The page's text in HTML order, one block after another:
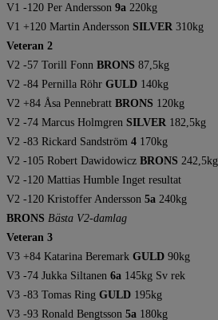
V1 -120 Per Andersson 9a 220kg
V1 +120 Martin Andersson SILVER 310kg
Veteran 2
V2 -57 Torill Fonn BRONS 87,5kg
V2 -84 Pernilla Röhr GULD 140kg
V2 +84 Åsa Pennebratt BRONS 120kg
V2 -74 Marcus Holmgren SILVER 182,5kg
V2 -83 Rickard Sandström 4 170kg
V2 -105 Robert Dawidowicz BRONS 242,5kg
V2 -120 Mattias Humble Inget resultat
V2 -120 Kristoffer Andersson 5a 240kg
BRONS Bästa V2-damlag
Veteran 3
V3 +84 Katarina Beremark GULD 90kg
V3 -74 Jukka Siltanen 6a 145kg Sv rek
V3 -83 Tomas Ring GULD 195kg
V3 -93 Ronald Bengtsson 5a 180kg